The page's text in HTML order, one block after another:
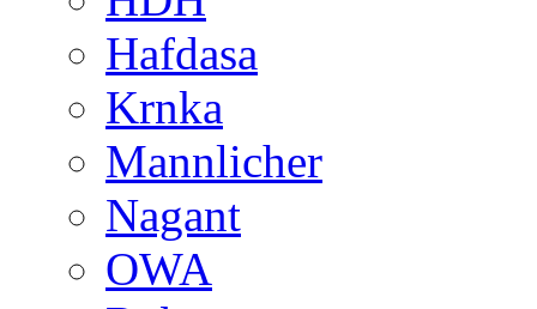
Hafdasa
Krnka
Mannlicher
Nagant
OWA